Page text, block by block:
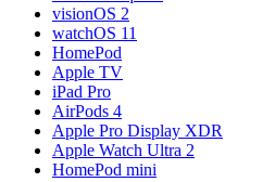
visionOS 2
watchOS 11
HomePod
Apple TV
iPad Pro
AirPods 4
Apple Pro Display XDR
Apple Watch Ultra 2
HomePod mini